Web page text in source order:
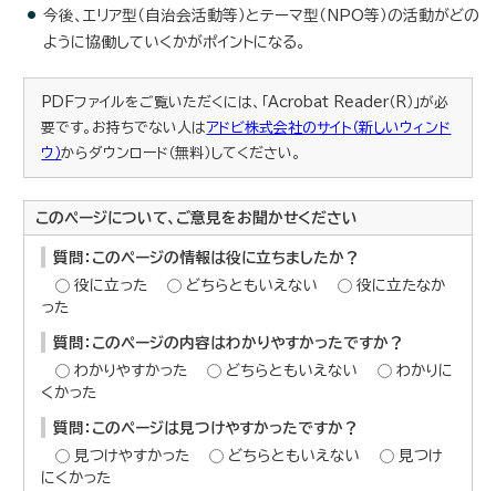
今後、エリア型（自治会活動等）とテーマ型（NPO等）の活動がどの
ように協働していくかがポイントになる。
PDFファイルをご覧いただくには、「Acrobat Reader（R）」が必
要です。お持ちでない人はアドビ株式会社のサイト（新しいウィンド
ウ）からダウンロード（無料）してください。
このページについて、ご意見をお聞かせください
質問：このページの情報は役に立ちましたか？
役に立った
どちらともいえない
役に立たなか
った
質問：このページの内容はわかりやすかったですか？
わかりやすかった
どちらともいえない
わかりに
くかった
質問：このページは見つけやすかったですか？
見つけやすかった
どちらともいえない
見つけ
にくかった